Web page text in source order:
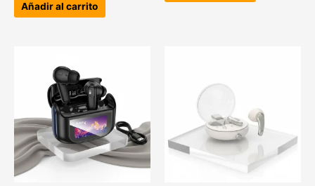
Añadir al carrito